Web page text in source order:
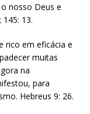
nosso Deus e
13.
rico em eficácia e
muitas
na
para
Hebreus 9: 26.